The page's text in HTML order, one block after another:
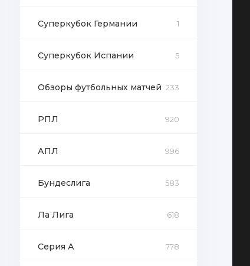
Суперкубок Германии 1
Суперкубок Испании 5
Обзоры футбольных матчей 233
РПЛ 920
АПЛ 996
Бундеслига 583
Ла Лига 618
Серия А 778